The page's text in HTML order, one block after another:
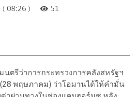
08:26 )
51
นตรีว่าการกระทรวงการคลังสหรัฐฯ
พฤษภาคม) ว่าโอมานได้ให้คำมั่น